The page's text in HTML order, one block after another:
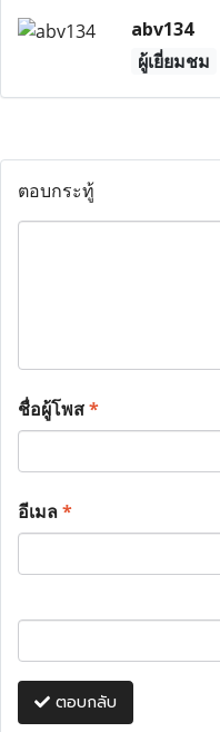
abv134
ผู้เยี่ยมชม
ตอบกระทู้
ชื่อผู้โพส*
อีเมล*
ตอบกลับ